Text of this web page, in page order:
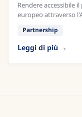
Rendere accessibile
europeo attraverso
Partnership
Leggi di più